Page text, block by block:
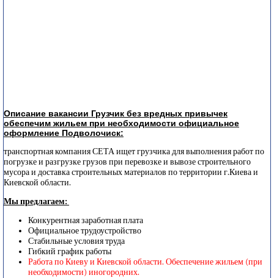
Описание вакансии Грузчик без вредных привычек
обеспечим жильем при необходимости официальное
оформление Подволочиск:
транспортная компания СЕТА ищет грузчика для выполнения работ по
погрузке и разгрузке грузов при перевозке и вывозе строительного
мусора и доставка строительных материалов по территории г.Киева и
Киевской области.
Мы предлагаем:
Конкурентная заработная плата
Официальное трудоустройство
Стабильные условия труда
Гибкий график работы
Работа по Киеву и Киевской области. Обеспечение жильем (при
необходимости) иногородних.